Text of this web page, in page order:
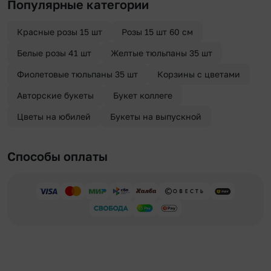
«Анонимная доставка». Мы гарантируем анонимность
Популярные категории
Красные розы 15 шт Розы 15 шт 60 см
Белые розы 41 шт Желтые тюльпаны 35 шт
Фиолетовые тюльпаны 35 шт Корзины с цветами
Авторские букеты Букет коллеге
Цветы на юбилей Букеты на выпускной
Способы оплаты